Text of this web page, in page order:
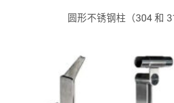
圆形不锈钢柱（304 和